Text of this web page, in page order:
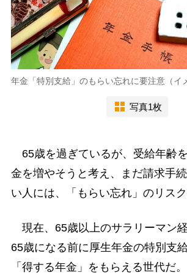
年金「特別支給」のもらい忘れに要注意（イ
写真1枚
65歳を過ぎているが、受給年齢
金を増やそうと考え、まだ請求手
い人には、「もらい忘れ」のリスク
現在、65歳以上のサラリーマン経
65歳になる前に厚生年金の特別支
「得する年金」をもらえる世代だ。